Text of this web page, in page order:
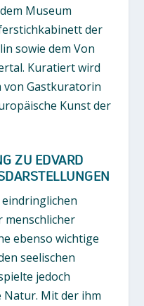
Museum
der
sowie dem Von
Kuratiert wird
von Gastkuratorin
Kunst der
ZU EDVARD
menschlicher
ebenso wichtige
seelischen
jedoch
Natur. Mit der ihm